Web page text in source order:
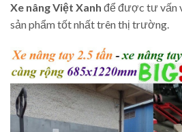
Xe nâng Việt Xanh để được tư vấn
sản phẩm tốt nhất trên thị trường.